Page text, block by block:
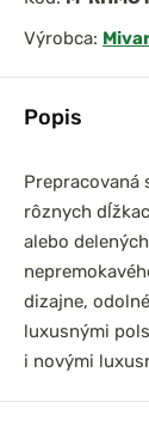
set
3,6m 3lb
Popis
rôznych
alebo
dizajne,
luxusnými
i novými
Výrobca: